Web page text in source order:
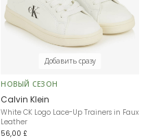
Добавить сразу
НОВЫЙ СЕЗОН
Calvin Klein
White CK Logo Lace-Up Trainers in Faux
Leather
56,00 £